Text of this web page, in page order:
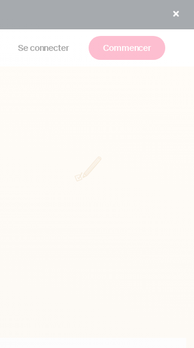
Se connecter Commencer